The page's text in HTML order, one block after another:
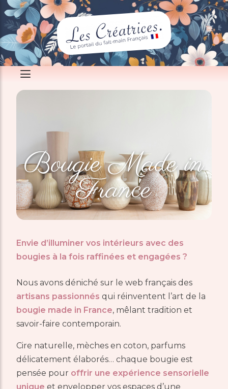
Bougie Made in
France
Envie d’illuminer vos intérieurs avec des
bougies à la fois raffinées et engagées ?
Nous avons déniché sur le web français des
artisans passionnés qui réinventent l’art de la
bougie made in France, mêlant tradition et
savoir-faire contemporain.
Cire naturelle, mèches en coton, parfums
délicatement élaborés… chaque bougie est
pensée pour offrir une expérience sensorielle
unique et envelopper vos espaces d’une